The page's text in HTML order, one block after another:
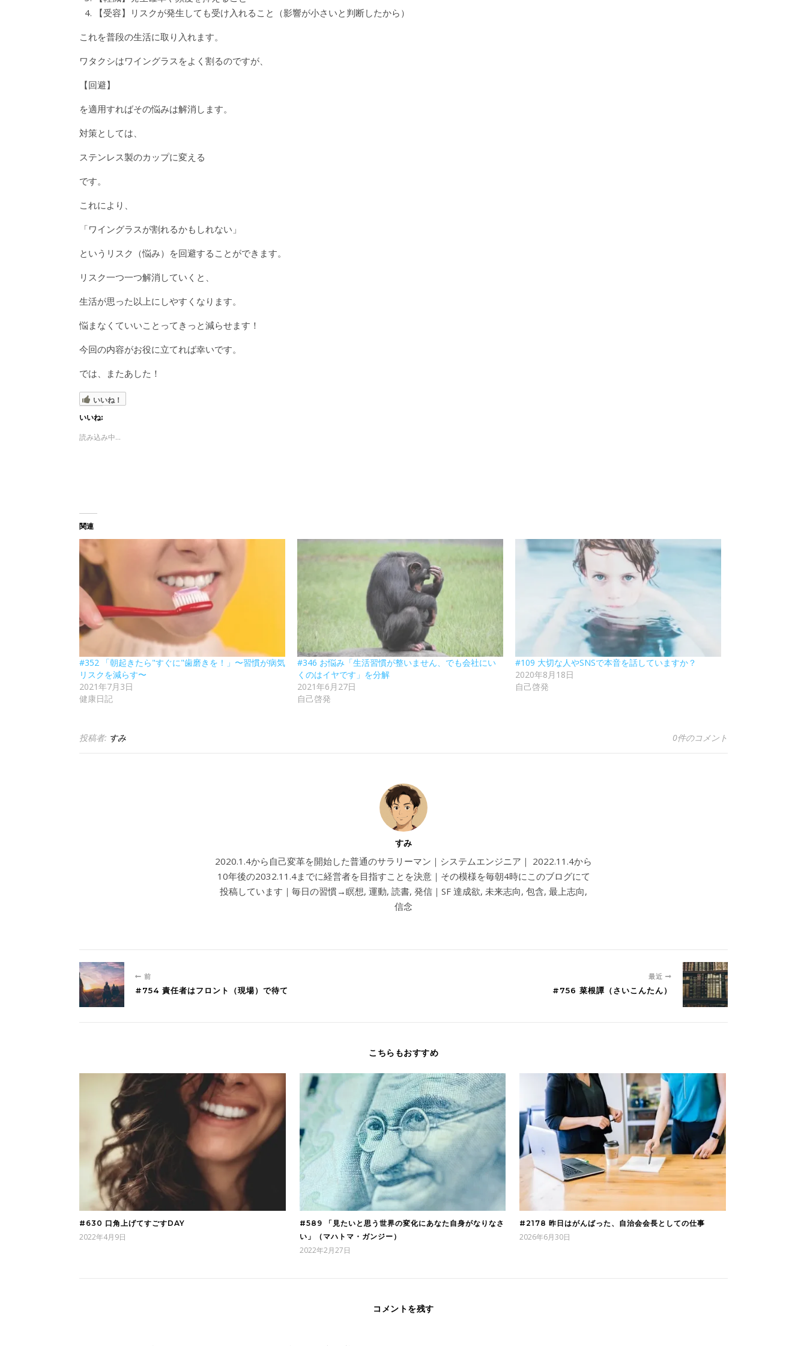
【受容】リスクが発生しても受け入れること（影響が小さいと判断したから）
これを普段の生活に取り入れます。
ワタクシはワイングラスをよく割るのですが、
【回避】
を適用すればその悩みは解消します。
対策としては、
ステンレス製のカップに変える
です。
これにより、
「ワイングラスが割れるかもしれない」
というリスク（悩み）を回避することができます。
リスク一つ一つ解消していくと、
生活が思った以上にしやすくなります。
悩まなくていいことってきっと減らせます！
今回の内容がお役に立てれば幸いです。
では、またあした！
いいね！
いいね:
読み込み中...
関連
#352 「朝起きたら"すぐに"歯磨きを！」〜習慣が病気
リスクを減らす〜
2021年7月3日
健康日記
#346 お悩み「生活習慣が整いません、でも会社にい
くのはイヤです」を分解
2021年6月27日
自己啓発
#109 大切な人やSNSで本音を話していますか？
2020年8月18日
自己啓発
投稿者: すみ 0件のコメント
すみ
2020.1.4から自己変革を開始した普通のサラリーマン｜システムエンジニア｜ 2022.11.4から
10年後の2032.11.4までに経営者を目指すことを決意｜その模様を毎朝4時にこのブログにて
投稿しています｜毎日の習慣→瞑想, 運動, 読書, 発信｜SF 達成欲, 未来志向, 包含, 最上志向,
信念
前
#754 責任者はフロント（現場）で待て
最近
#756 菜根譚（さいこんたん）
こちらもおすすめ
#630 口角上げてすごすDAY
2022年4月9日
#589 「見たいと思う世界の変化にあなた自身がなりなさ
い」（マハトマ・ガンジー）
2022年2月27日
#2178 昨日はがんばった、自治会会長としての仕事
2026年6月30日
コメントを残す